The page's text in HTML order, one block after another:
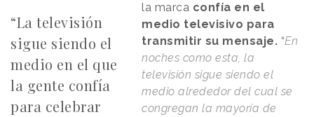
“La televisión
sigue siendo el
medio en el que
la gente confía
para celebrar
la marca confía en el
medio televisivo para
transmitir su mensaje. “En
noches como esta, la
televisión sigue siendo el
medio alrededor del cual se
congregan la mayoría de